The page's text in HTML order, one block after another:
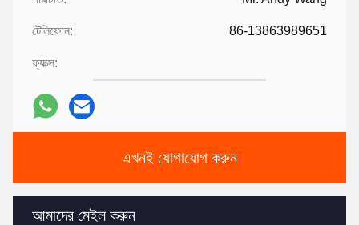
টেলিফোন: 86-13863989651
ফ্যাক্স:
এখনই যোগাযোগ করুন
আমাদের মেইল ​​করুন